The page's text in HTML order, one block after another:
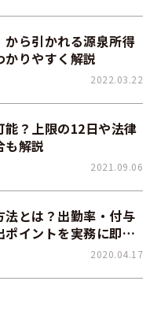
から引かれる源泉所得
りやすく解説
2022.03.22
？上限の12日や法律
も解説
2021.09.06
とは？出勤率・付与
ポイントを実務に即し
2020.04.17